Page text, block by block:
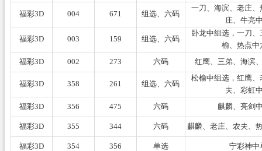
福彩3D 004 671 组选、六码
一刀、海滨、老庄、
庄、牛亮
福彩3D 003 159 组选、六码
卧龙中组选，一刀
榆、热点中
福彩3D
002 273 六码 红鹰、三弟、海滨
福彩3D 358 261 组选、六码
松榆中组选，红鹰、
夫、彩虹
福彩3D
356 475 六码 麒麟、亮剑
福彩3D 355 344 六码 麒麟、老庄、农夫、
福彩3D 354 356 单选 宁彩神中